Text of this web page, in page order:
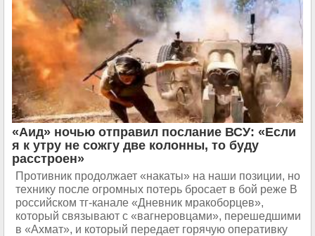
«Аид» ночью отправил послание ВСУ: «Если
я к утру не сожгу две колонны, то буду
расстроен»
Противник продолжает «накаты» на наши позиции, но
технику после огромных потерь бросает в бой реже В
российском тг-канале «Дневник мракоборцев»,
который связывают с «вагнеровцами», перешедшими
в «Ахмат», и который передает горячую оперативку